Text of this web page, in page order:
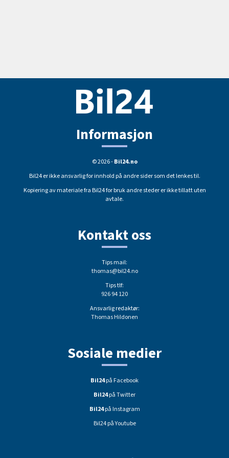
Informasjon
© 2026 -Bil24.no
Bil24 er ikke ansvarlig for innhold på andre sider som det lenkes til.
Kopiering av materiale fra Bil24 for bruk andre steder er ikke tillatt uten
avtale.
Kontakt oss
Tips mail:
thomas@bil24.no
Tips tlf:
926 94 120
Ansvarlig redaktør:
Thomas Hildonen
Sosiale medier
Bil24på Facebook
Bil24på Twitter
Bil24på Instagram
Bil24 på Youtube